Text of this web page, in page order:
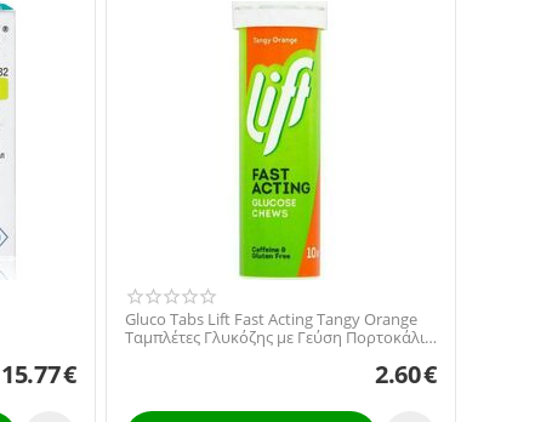
15.77€
Gluco Tabs Lift Fast Acting Tangy Orange
Ταμπλέτες Γλυκόζης με Γεύση Πορτοκάλι,
2.60€